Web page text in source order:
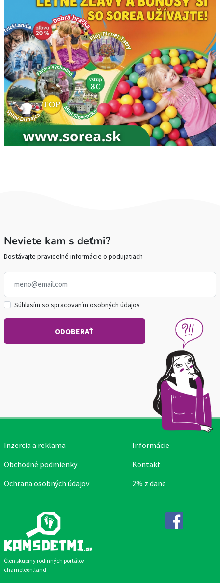
Neviete kam s deťmi?
Dostávajte pravidelné informácie o podujatiach
Súhlasím so spracovaním osobných údajov
Člen skupiny rodinných portálov
chameleon.land
Inzercia a reklama
Obchodné podmienky
Ochrana osobných údajov
Informácie
Kontakt
2% z dane